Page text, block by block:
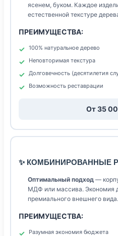
ясенем, буком. Каждое
естественной текстуре
ПРЕИМУЩЕСТВА:
100% натуральное дерево
Неповторимая текстура
Долговечность (десятилетия
Возможность реставрации
От 35
✨ КОМБИНИРОВАННЫЕ
Оптимальный подход —
МДФ или массива. Экономия
премиального внешнего вида.
ПРЕИМУЩЕСТВА:
Разумная экономия бюджета